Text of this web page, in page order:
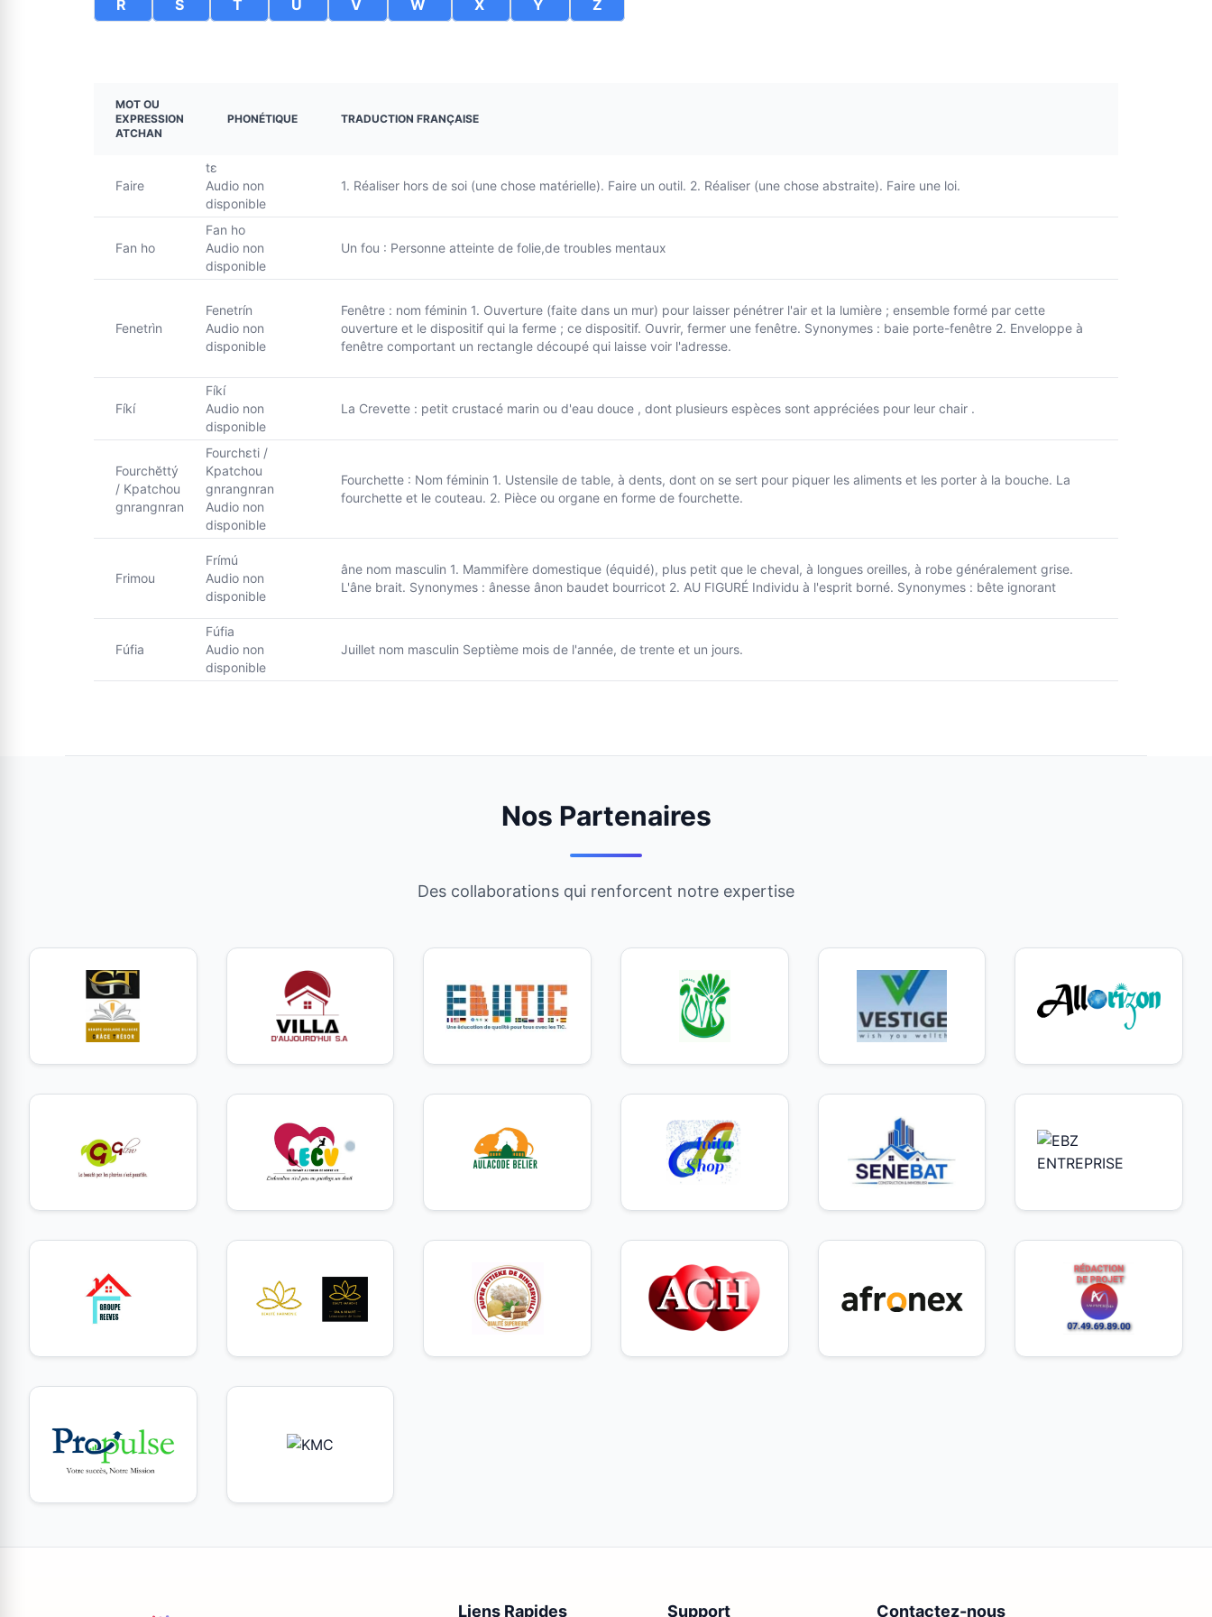
R
S T U V W X Y Z
MOT OU
EXPRESSION
ATCHAN
PHONÉTIQUE TRADUCTION FRANÇAISE
Faire
tɛ
Audio non
disponible
1. Réaliser hors de soi (une chose matérielle). Faire un outil. 2. Réaliser (une chose abstraite). Faire une loi.
Fan ho
Fan ho
Audio non
disponible
Un fou : Personne atteinte de folie,de troubles mentaux
Fenetrìn
Fenetrín
Audio non
disponible
Fenêtre : nom féminin 1. Ouverture (faite dans un mur) pour laisser pénétrer l'air et la lumière ; ensemble formé par cette
ouverture et le dispositif qui la ferme ; ce dispositif. Ouvrir, fermer une fenêtre. Synonymes : baie porte-fenêtre 2. Enveloppe à
fenêtre comportant un rectangle découpé qui laisse voir l'adresse.
Fíkí
Fíkí
Audio non
disponible
La Crevette : petit crustacé marin ou d'eau douce , dont plusieurs espèces sont appréciées pour leur chair .
Fourchĕttý
/ Kpatchou
gnrangnran
Fourchɛti /
Kpatchou
gnrangnran
Audio non
disponible
Fourchette : Nom féminin 1. Ustensile de table, à dents, dont on se sert pour piquer les aliments et les porter à la bouche. La
fourchette et le couteau. 2. Pièce ou organe en forme de fourchette.
Frimou
Frímú
Audio non
disponible
âne nom masculin 1. Mammifère domestique (équidé), plus petit que le cheval, à longues oreilles, à robe généralement grise.
L'âne brait. Synonymes : ânesse ânon baudet bourricot 2. AU FIGURÉ Individu à l'esprit borné. Synonymes : bête ignorant
Fúfia
Fúfia
Audio non
disponible
Juillet nom masculin Septième mois de l'année, de trente et un jours.
Nos Partenaires
Des collaborations qui renforcent notre expertise
Liens Rapides Support Contactez-nous